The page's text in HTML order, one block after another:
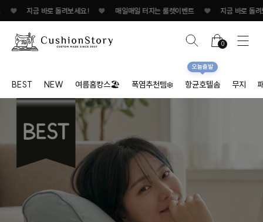
금 바로 돌려보세요! ♥ 매일매일 터지는 룰렛이벤트 ♥ 지금 바로 돌려보세요
0
BEST NEW 여름홈캉스🏖 폭염추천템❄️ 항균호텔솜
오늘출발
무지